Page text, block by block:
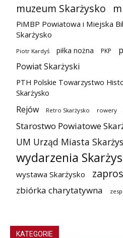
muzeum Skarżysko
PiMBP Powiatowa i Miejska
Skarżysko
Piotr Kardyś piłka nożna PKP
Powiat Skarżyski
PTH Polskie Towarzystwo
Skarżysko
Rejów Retro Skarżysko rowery
Starostwo Powiatowe
UM Urząd Miasta
wydarzenia
wystawa Skarżysko
zbiórka charytatywna
KATEGORIE